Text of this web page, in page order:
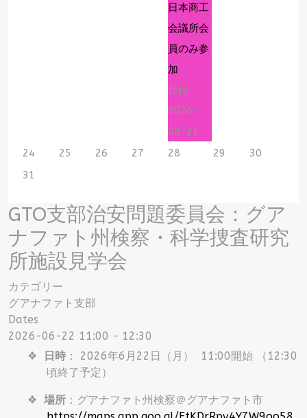
日本商工
会議所会
員のみ参
加
日付 :
2026-
08-21
24 25 26 27 28 29
30
31
GTO支部治安問題委員会：グア
ナファト州検察・科学捜査研究
所施設見学会
カテゴリー
グアナファト支部
Dates
2026-06-22 11:00 - 12:30
❖
日時： 2026年6月22日（月） 11:00開始 （12:30
頃終了予定）
❖ 場所：グアナファト州検察＠グアナファト市